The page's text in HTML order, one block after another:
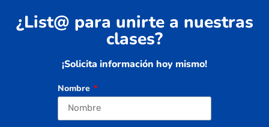
¿List@ para unirte a nuestras
clases?
¡Solicita información hoy mismo!
Nombre